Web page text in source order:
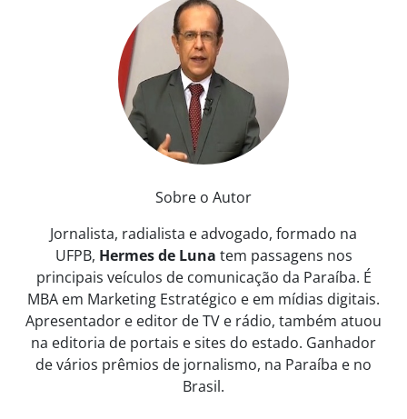
Sobre o Autor
Jornalista, radialista e advogado, formado na
UFPB, Hermes de Luna tem passagens nos
principais veículos de comunicação da Paraíba. É
MBA em Marketing Estratégico e em mídias digitais.
Apresentador e editor de TV e rádio, também atuou
na editoria de portais e sites do estado. Ganhador
de vários prêmios de jornalismo, na Paraíba e no
Brasil.